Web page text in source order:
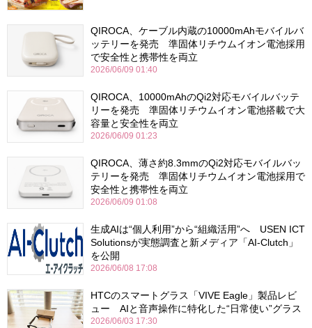
QIROCA、ケーブル内蔵の10000mAhモバイルバ
ッテリーを発売 準固体リチウムイオン電池採用
で安全性と携帯性を両立
2026/06/09 01:40
QIROCA、10000mAhのQi2対応モバイルバッテ
リーを発売 準固体リチウムイオン電池搭載で大
容量と安全性を両立
2026/06/09 01:23
QIROCA、薄さ約8.3mmのQi2対応モバイルバッ
テリーを発売 準固体リチウムイオン電池採用で
安全性と携帯性を両立
2026/06/09 01:08
生成AIは“個人利用”から“組織活用”へ USEN ICT
Solutionsが実態調査と新メディア「AI-Clutch」
を公開
2026/06/08 17:08
HTCのスマートグラス「VIVE Eagle」製品レビ
ュー AIと音声操作に特化した“日常使い”グラス
2026/06/03 17:30